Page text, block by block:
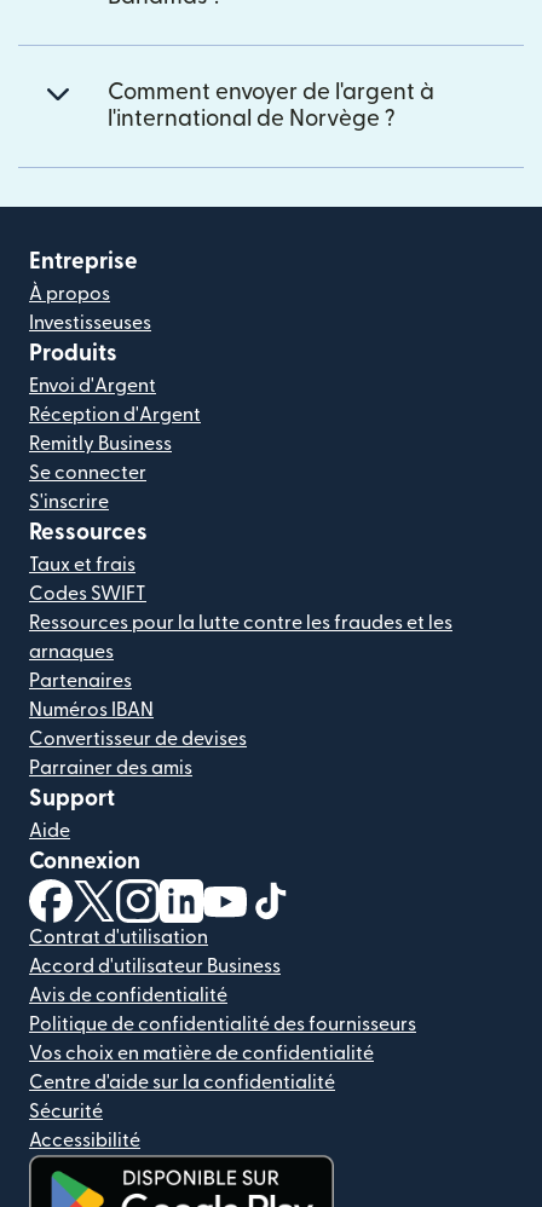
Comment envoyer de l'argent à
l'international de Norvège ?
Entreprise
À propos
Investisseuses
Produits
Envoi d'Argent
Réception d'Argent
Remitly Business
Se connecter
S'inscrire
Ressources
Taux et frais
Codes SWIFT
Ressources pour la lutte contre les fraudes et les
arnaques
Partenaires
Numéros IBAN
Convertisseur de devises
Parrainer des amis
Support
Aide
Connexion
(s'ouvre dans une nouvelle fenêtre)
(s'ouvre dans une nouvelle fenêtre)
(s'ouvre dans une nouvelle fenêtre)
(s'ouvre dans une nouvelle fenêtre)
(s'ouvre dans une nouvelle
Contrat d'utilisation
Accord d'utilisateur Business
Avis de confidentialité
Politique de confidentialité des fournisseurs
Vos choix en matière de confidentialité
Centre d'aide sur la confidentialité
Sécurité
Accessibilité